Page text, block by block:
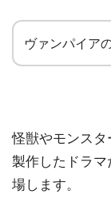
ヴァンパイア
怪獣やモンス
製作したドラ
場します。